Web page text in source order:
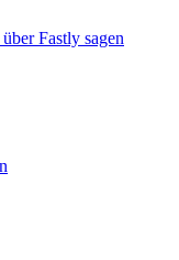
Fastly sagen